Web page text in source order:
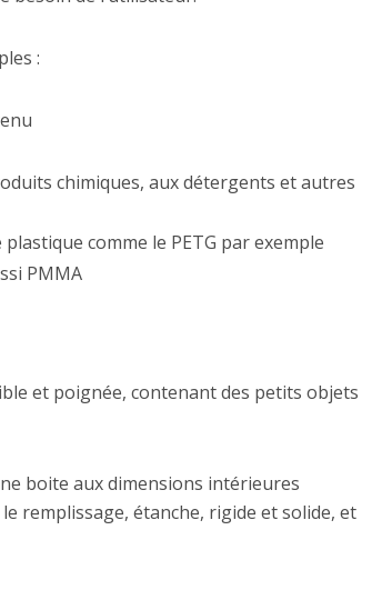
:
chimiques, aux détergents et autres
comme le PETG par exemple
PMMA
et poignée, contenant des petits objets
boite aux dimensions intérieures
remplissage, étanche, rigide et solide, et